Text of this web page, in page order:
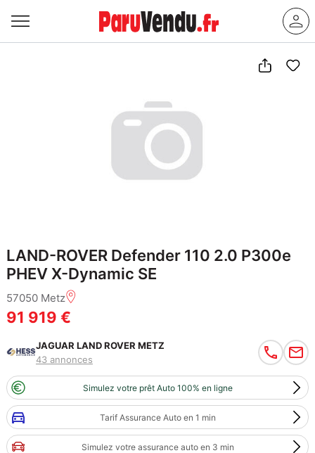
LAND-ROVER Defender 110 2.0 P300e
PHEV X-Dynamic SE
57050 Metz
91 919 €
JAGUAR LAND ROVER METZ
43 annonces
Simulez votre prêt Auto 100% en ligne
Tarif Assurance Auto en 1 min
Simulez votre assurance auto en 3 min